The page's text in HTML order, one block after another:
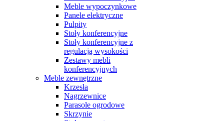
Meble wypoczynkowe
Panele elektryczne
Pulpity
Stoły konferencyjne
Stoły konferencyjne z
regulacją wysokości
Zestawy mebli
konferencyjnych
Meble zewnętrzne
Krzesła
Nagrzewnice
Parasole ogrodowe
Skrzynie